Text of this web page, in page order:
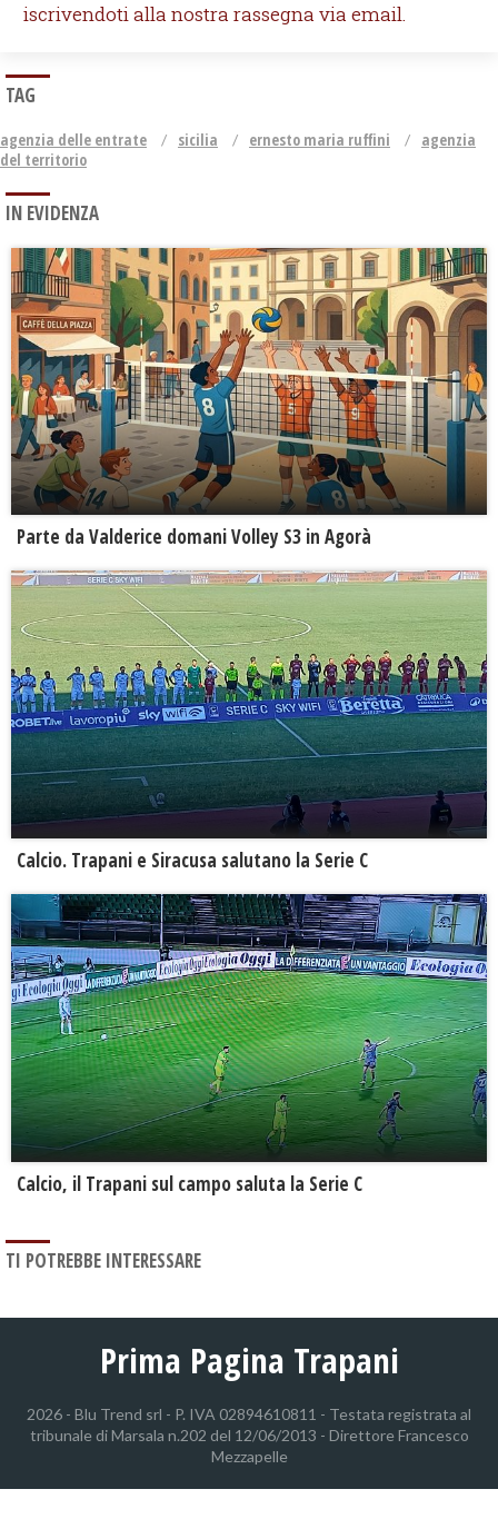
iscrivendoti alla nostra rassegna via email.
TAG
agenzia delle entrate sicilia ernesto maria ruffini
agenzia
del territorio
IN EVIDENZA
Parte da Valderice domani Volley S3 in Agorà
Calcio. Trapani e Siracusa salutano la Serie C
Calcio, il Trapani sul campo saluta la Serie C
TI POTREBBE INTERESSARE
Prima Pagina Trapani
2026 - Blu Trend srl - P. IVA 02894610811 - Testata registrata al
tribunale di Marsala n.202 del 12/06/2013 - Direttore Francesco
Mezzapelle